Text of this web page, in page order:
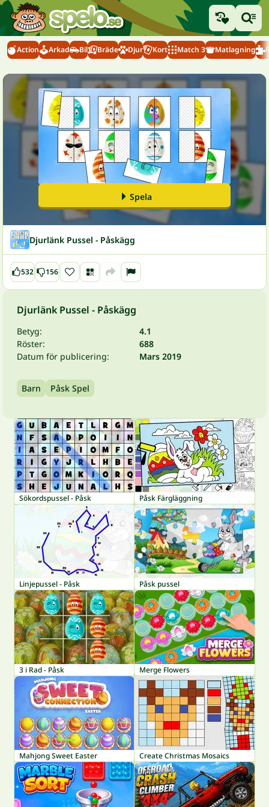
Action Arkad Bil Bräde Djur Kort Match 3 Matlagning
Spela
Djurlänk Pussel - Påskägg
532 156
Djurlänk Pussel - Påskägg
Betyg:
4.1
Röster:
688
Datum för publicering:
Mars 2019
Barn Påsk Spel
Sökordspussel - Påsk Påsk Färgläggning
Linjepussel - Påsk Påsk pussel
3 i Rad - Påsk Merge Flowers
Mahjong Sweet Easter Create Christmas Mosaics